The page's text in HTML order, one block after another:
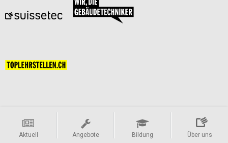
Aktuell Angebote Bildung Über uns